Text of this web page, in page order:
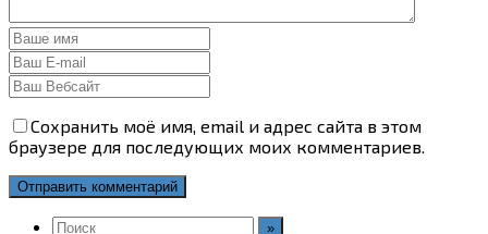
Сохранить моё имя, email и адрес сайта в этом
браузере для последующих моих комментариев.